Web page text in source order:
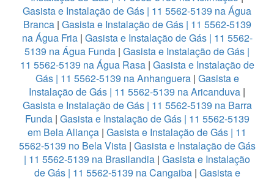
Gasista e Instalação de Gás | 11 5562-5139 na Água
Branca| Gasista e Instalação de Gás | 11 5562-5139
na Água Fria| Gasista e Instalação de Gás | 11 5562-
5139 na Água Funda | Gasista e Instalação de Gás |
11 5562-5139 na Água Rasa | Gasista e Instalação de
Gás | 11 5562-5139 na Anhanguera| Gasista e
Instalação de Gás | 11 5562-5139 na Aricanduva |
Gasista e Instalação de Gás | 11 5562-5139 na Barra
Funda | Gasista e Instalação de Gás | 11 5562-5139
em Bela Aliança | Gasista e Instalação de Gás | 11
5562-5139 no Bela Vista| Gasista e Instalação de Gás
| 11 5562-5139 na Brasilandia | Gasista e Instalação
de Gás | 11 5562-5139 na Cangaiba| Gasista e